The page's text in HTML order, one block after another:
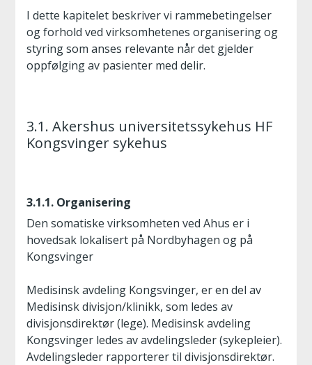
I dette kapitelet beskriver vi rammebetingelser
og forhold ved virksomhetenes organisering og
styring som anses relevante når det gjelder
oppfølging av pasienter med delir.
3.1. Akershus universitetssykehus HF
Kongsvinger sykehus
3.1.1. Organisering
Den somatiske virksomheten ved Ahus er i
hovedsak lokalisert på Nordbyhagen og på
Kongsvinger
Medisinsk avdeling Kongsvinger, er en del av
Medisinsk divisjon/klinikk, som ledes av
divisjonsdirektør (lege). Medisinsk avdeling
Kongsvinger ledes av avdelingsleder (sykepleier).
Avdelingsleder rapporterer til divisjonsdirektør.